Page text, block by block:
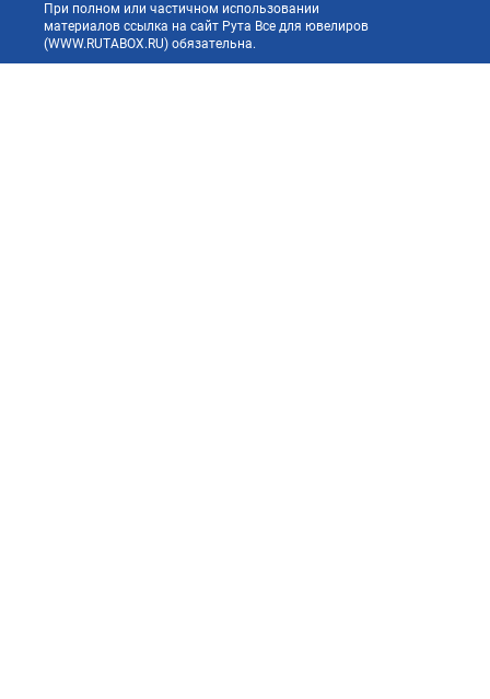
При полном или частичном использовании
материалов ссылка на сайт Рута Все для ювелиров
(WWW.RUTABOX.RU) обязательна.